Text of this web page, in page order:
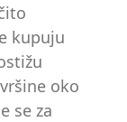
kupuju
oko
se za